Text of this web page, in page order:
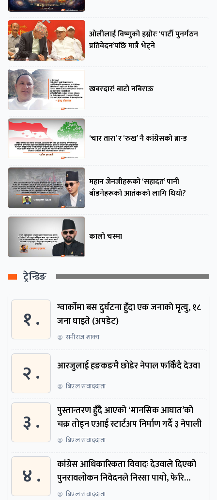
ओलीलाई विष्णुको इग्नोरः ‘पार्टी पुनर्गठन
प्रतिवेदन’पछि मात्रै भेट्ने
खबरदार! बाटो नबिराऊ
‘चार तारा’ र ‘रुख’ नै कांग्रेसको ब्रान्ड
महान जेनजीहरूको ‘सहादत’ पानी
बाँडनेहरूको आतंकको लागि थियो?
कालो चस्मा
ट्रेन्डिङ
१ .
ग्वार्काेमा बस दुर्घटना हुँदा एक जनाकाे मृत्यु, १८
जना घाइते (अपडेट)
सनीराज शाक्य
२ . आरजुलाई हङकङमै छोडेर नेपाल फर्किँदै देउवा
बिएल संवाददाता
३ .
पुस्तान्तरण हुँदै आएको ‘मानसिक आघात’को
चक्र तोड्न एआई स्टार्टअप निर्माण गर्दै ३ नेपाली
बिएल संवाददाता
४ .
कांग्रेस आधिकारिकता विवादः देउवाले दिएको
पुनरावलोकन निवेदनले निस्सा पायो, फेरि
सुरुदेखि सुनुवाइ हुने
बिएल संवाददाता